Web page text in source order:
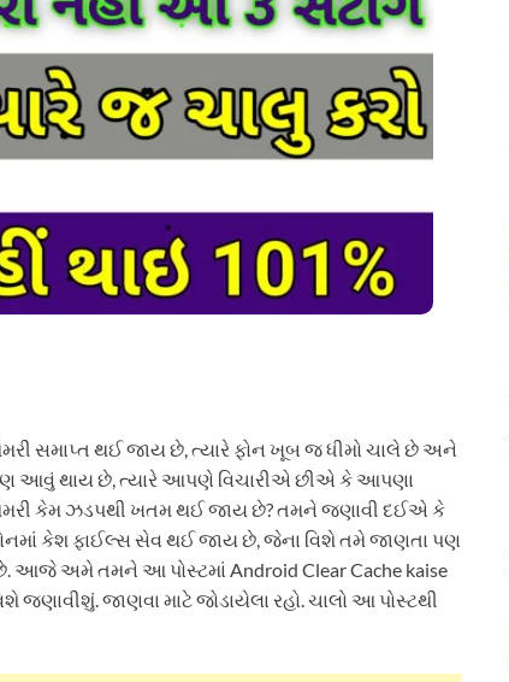
સમાપ્ત થઈ જાય છે, ત્યારે ફોન ખૂબ જ ધીમો ચાલે છે અને
આવું થાય છે, ત્યારે આપણે વિચારીએ છીએ કે આપણા
મેમરી કેમ ઝડપથી ખતમ થઈ જાય છે? તમને જણાવી દઈએ કે
કેશ ફાઈલ્સ સેવ થઈ જાય છે, જેના વિશે તમે જાણતા પણ
આજે અમે તમને આ પોસ્ટમાં Android Clear Cache kaise
જણાવીશું. જાણવા માટે જોડાયેલા રહો. ચાલો આ પોસ્ટથી